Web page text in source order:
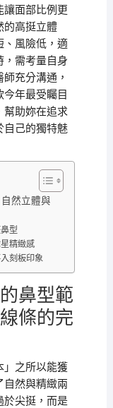
讓面部比例更
的高挺立體
、風險低，適
，需考量自身
充分溝通，
年最受矚目
幫助妳在追求
自己的獨特魅
然立體與
型
精緻感
刻板印象
鼻型範
條的完
」之所以能獲
自然與精緻兩
於尖挺，而是